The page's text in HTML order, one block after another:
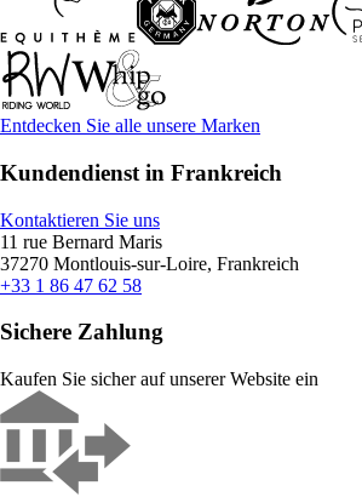
Entdecken Sie alle unsere Marken
Kundendienst in Frankreich
Kontaktieren Sie uns
11 rue Bernard Maris
37270 Montlouis-sur-Loire, Frankreich
+33 1 86 47 62 58
Sichere Zahlung
Kaufen Sie sicher auf unserer Website ein